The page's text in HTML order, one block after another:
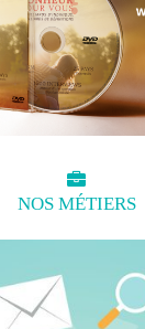
NOS MÉTIERS